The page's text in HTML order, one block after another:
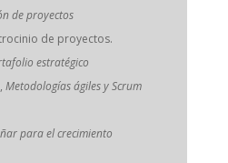
de proyectos
de proyectos.
estratégico
Metodologías ágiles y Scrum
para el crecimiento